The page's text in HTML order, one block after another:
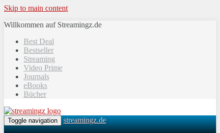
Skip to main content
Willkommen auf Streamingz.de
Best Deal
Bestseller
Streaming
Video Prime
Journals
eBooks
Bücher
Toggle navigation streamingz.de